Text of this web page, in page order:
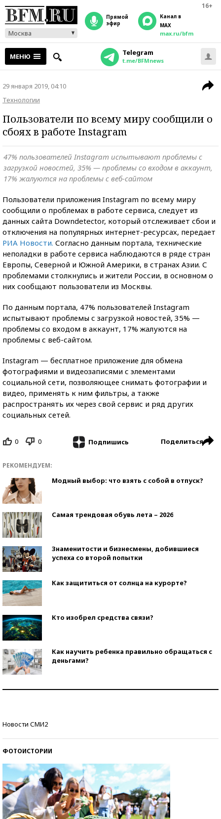
16+
Москва
прямой
эфир
Канал в
MAX
max.ru/bfm
МЕНЮ Telegram
t.me/BFMnews
29 января 2019, 04:10
Технологии
Пользователи по всему миру сообщили о
сбоях в работе Instagram
47% пользователей Instagram испытывают проблемы с
загрузкой новостей, 35% — проблемы со входом в аккаунт,
17% жалуются на проблемы с веб-сайтом
Пользователи приложения Instagram по всему миру
сообщили о проблемах в работе сервиса, следует из
данных сайта Downdetector, который отслеживает сбои и
отключения на популярных интернет-ресурсах, передает
РИА Новости. Согласно данным портала, технические
неполадки в работе сервиса наблюдаются в ряде стран
Европы, Северной и Южной Америки, в странах Азии. С
проблемами столкнулись и жители России, в основном о
них сообщают пользователи из Москвы.
По данным портала, 47% пользователей Instagram
испытывают проблемы с загрузкой новостей, 35% —
проблемы со входом в аккаунт, 17% жалуются на
проблемы с веб-сайтом.
Instagram — бесплатное приложение для обмена
фотографиями и видеозаписями с элементами
социальной сети, позволяющее снимать фотографии и
видео, применять к ним фильтры, а также
распространять их через свой сервис и ряд других
социальных сетей.
0 0 Подпишись Поделиться
РЕКОМЕНДУЕМ:
Модный выбор: что взять с собой в отпуск?
Самая трендовая обувь лета – 2026
Знаменитости и бизнесмены, добившиеся
успеха со второй попытки
Как защититься от солнца на курорте?
Кто изобрел средства связи?
Как научить ребенка правильно обращаться с
деньгами?
Новости СМИ2
ФОТОИСТОРИИ